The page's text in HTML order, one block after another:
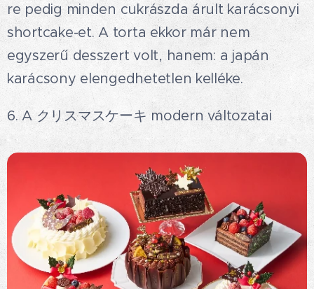
re pedig minden cukrászda árult karácsonyi
shortcake-et. A torta ekkor már nem
egyszerű desszert volt, hanem: a japán
karácsony elengedhetetlen kelléke.
6. A クリスマスケーキ modern változatai